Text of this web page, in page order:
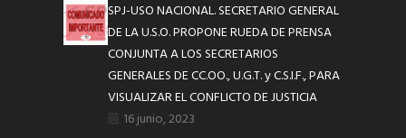
SPJ-USO NACIONAL. SECRETARIO GENERAL
DE LA U.S.O. PROPONE RUEDA DE PRENSA
CONJUNTA A LOS SECRETARIOS
GENERALES DE CC.OO., U.G.T. y C.S.I.F., PARA
VISUALIZAR EL CONFLICTO DE JUSTICIA
16 junio, 2023